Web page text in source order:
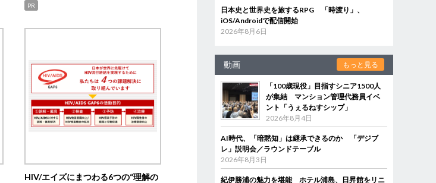
PR
HIV/エイズにまつわる6つの“理解の
日本史と世界史を旅するRPG 「時渡り」、
iOS/Androidで配信開始
2026年8月6日
動画 もっと見る
「100歳現役」目指すシニア1500人
が集結 マンション管理代務員イベ
ント「うぇるねすシップ」
2026年8月4日
AI時代、「暗黙知」は継承できるのか 「デジブ
レ」説明会／ラウンドテーブル
2026年8月3日
紀伊勝浦の魅力を堪能 ホテル浦島、日昇館をリニ